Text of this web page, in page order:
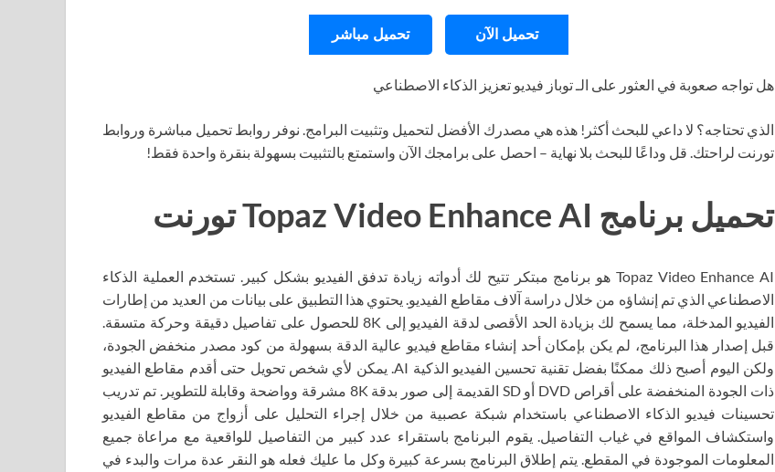
تحميل الآن تحميل مباشر
هل تواجه صعوبة في العثور على الـ توباز فيديو تعزيز الذكاء الاصطناعي
الذي تحتاجه؟ لا داعي للبحث أكثر! هذه هي مصدرك الأفضل لتحميل وتثبيت البرامج. نوفر روابط تحميل مباشرة وروابط
تورنت لراحتك. قل وداعًا للبحث بلا نهاية – احصل على برامجك الآن واستمتع بالتثبيت بسهولة بنقرة واحدة فقط!
تحميل برنامج Topaz Video Enhance AI تورنت
Topaz Video Enhance AI هو برنامج مبتكر تتيح لك أدواته زيادة تدفق الفيديو بشكل كبير. تستخدم العملية الذكاء
الاصطناعي الذي تم إنشاؤه من خلال دراسة آلاف مقاطع الفيديو. يحتوي هذا التطبيق على بيانات من العديد من إطارات
الفيديو المدخلة، مما يسمح لك بزيادة الحد الأقصى لدقة الفيديو إلى 8K للحصول على تفاصيل دقيقة وحركة متسقة.
قبل إصدار هذا البرنامج، لم يكن بإمكان أحد إنشاء مقاطع فيديو عالية الدقة بسهولة من كود مصدر منخفض الجودة،
ولكن اليوم أصبح ذلك ممكنًا بفضل تقنية تحسين الفيديو الذكية AI. يمكن لأي شخص تحويل حتى أقدم مقاطع الفيديو
ذات الجودة المنخفضة على أقراص DVD أو SD القديمة إلى صور بدقة 8K مشرقة وواضحة وقابلة للتطوير. تم تدريب
تحسينات فيديو الذكاء الاصطناعي باستخدام شبكة عصبية من خلال إجراء التحليل على أزواج من مقاطع الفيديو
واستكشاف المواقع في غياب التفاصيل. يقوم البرنامج باستقراء عدد كبير من التفاصيل للواقعية مع مراعاة جميع
المعلومات الموجودة في المقطع. يتم إطلاق البرنامج بسرعة كبيرة وكل ما عليك فعله هو النقر عدة مرات والبدء في